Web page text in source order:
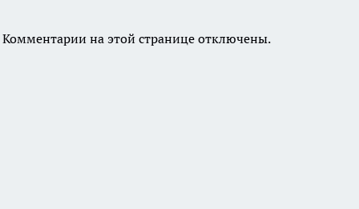
Комментарии на этой странице отключены.